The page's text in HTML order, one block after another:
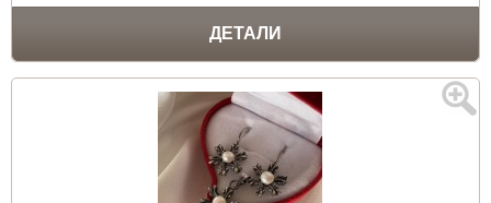
ДЕТАЛИ